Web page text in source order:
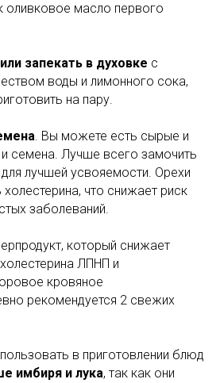
оливковое масло первого
запекать в духовке с
воды и лимонного сока,
на пару.
. Вы можете есть сырые и
семена. Лучше всего замочить
лучшей усвояемости. Орехи
что снижает риск
заболеваний.
который снижает
ЛПНП и
кровяное
рекомендуется 2 свежих
в приготовлении блюд
имбиря и лука, так как они